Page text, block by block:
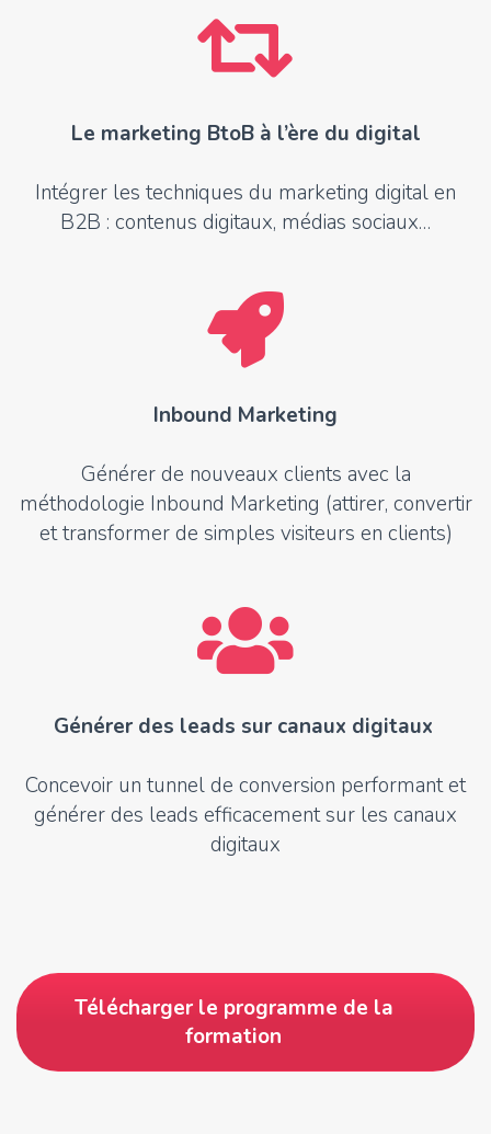
Le marketing BtoB à l’ère du digital
Intégrer les techniques du marketing digital en
B2B : contenus digitaux, médias sociaux…
Inbound Marketing
Générer de nouveaux clients avec la
méthodologie Inbound Marketing (attirer, convertir
et transformer de simples visiteurs en clients)
Générer des leads sur canaux digitaux
Concevoir un tunnel de conversion performant et
générer des leads efficacement sur les canaux
digitaux
Télécharger le programme de la
formation